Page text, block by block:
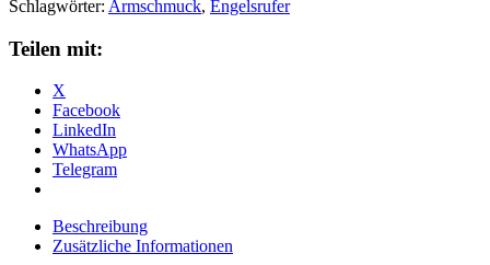
Menge
Schlagwörter: Armschmuck, Engelsrufer
Teilen mit:
X
Facebook
LinkedIn
WhatsApp
Telegram
Beschreibung
Zusätzliche Informationen